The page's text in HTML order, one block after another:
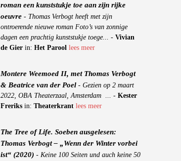
roman een kunststukje toe aan zijn rijke
oeuvre - Thomas Verbogt heeft met zijn
ontroerende nieuwe roman Foto’s van zonnige
dagen een prachtig kunststukje toege... - Vivian
de Gier in: Het Parool lees meer
Montere Weemoed II, met Thomas Verbogt
& Beatrice van der Poel - Gezien op 2 maart
2022, OBA Theaterzaal, Amsterdam ... - Kester
Freriks in: Theaterkrant lees meer
The Tree of Life. Soeben ausgelesen:
Thomas Verbogt – „Wenn der Winter vorbei
ist“ (2020) - Keine 100 Seiten und auch keine 50